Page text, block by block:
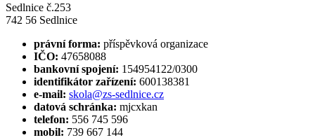
Sedlnice č.253
742 56 Sedlnice
právní forma: příspěvková organizace
IČO: 47658088
bankovní spojení: 154954122/0300
identifikátor zařízení: 600138381
e-mail: skola@zs-sedlnice.cz
datová schránka: mjcxkan
telefon: 556 745 596
mobil: 739 667 144